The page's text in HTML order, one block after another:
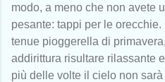
modo, a meno che non avete
pesante: tappi per le
tenue pioggerella di
addirittura risultare rilassante
più delle volte il cielo non